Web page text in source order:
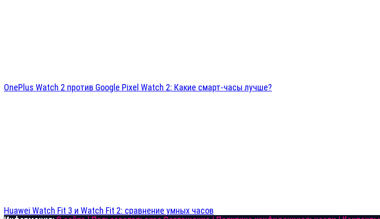
OnePlus Watch 2 против Google Pixel Watch 2: Какие смарт-часы лучше?
Huawei Watch Fit 3 и Watch Fit 2: сравнение умных часов